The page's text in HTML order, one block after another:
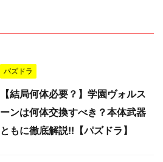
パズドラ
【結局何体必要？】学園ヴォルス
ーンは何体交換すべき？本体武器
ともに徹底解説!!【パズドラ】